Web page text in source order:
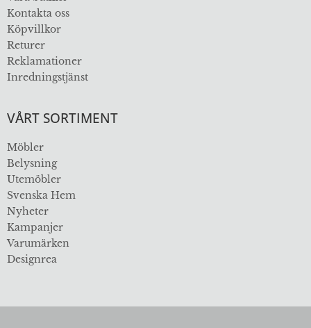
Kontakta oss
Köpvillkor
Returer
Reklamationer
Inredningstjänst
VÅRT SORTIMENT
Möbler
Belysning
Utemöbler
Svenska Hem
Nyheter
Kampanjer
Varumärken
Designrea